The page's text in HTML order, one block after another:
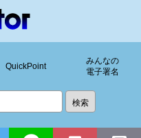
QuickPoint
みんなの
電子署名